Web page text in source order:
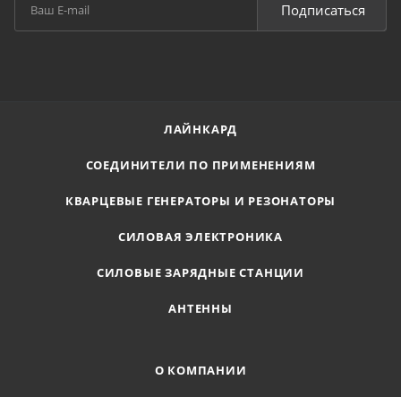
Подписаться
ЛАЙНКАРД
СОЕДИНИТЕЛИ ПО ПРИМЕНЕНИЯМ
КВАРЦЕВЫЕ ГЕНЕРАТОРЫ И РЕЗОНАТОРЫ
СИЛОВАЯ ЭЛЕКТРОНИКА
СИЛОВЫЕ ЗАРЯДНЫЕ СТАНЦИИ
АНТЕННЫ
О КОМПАНИИ